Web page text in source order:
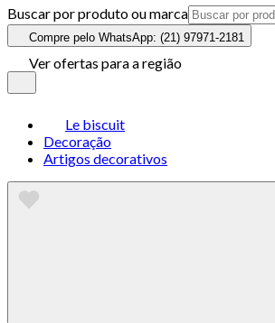
Buscar por produto ou marca
Compre pelo WhatsApp: (21) 97971-2181
Ver ofertas para a região
Le biscuit
Decoração
Artigos decorativos